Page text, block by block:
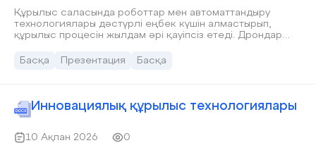
Құрылыс саласында роботтар мен автоматтандыру
технологиялары дәстүрлі еңбек күшін алмастырып,
құрылыс процесін жылдам әрі қауіпсіз етеді. Дрондар
ал құрылыс роботтары кірпіш қалау, бетон құю және 3D-
кезеңдерін басқаруға көмектеседі. Бұл технологиялар
шығынды азайтып, еңбек өнімділігін арттырады және
алаңдарының қалыптасуына жол ашады.
Басқа Презентация Басқа
Инновациялық құрылыс технологиялары
10 Ақпан 2026
0